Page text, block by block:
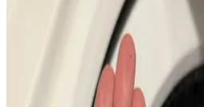
Otomatik Algılamalı
Seviyesi ve Temizlik
Otomatik algılamalı çamaşır
sağlarken, çok kirli iş kıyafetlerinde
sorunlarına yol açabilir. Doğru